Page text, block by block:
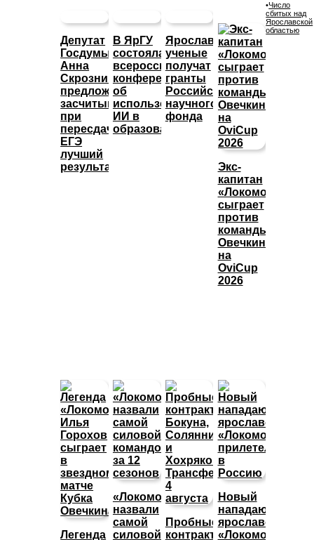
Депутат
Госдумы
Анна
Скрозникова
предложила
засчитывать
при
пересдаче
ЕГЭ
лучший
результат
В ЯрГУ
состоялась
всероссийская
конференция
об
использовании
ИИ в
образовании
Ярославские
ученые
получат
гранты
Российского
научного
фонда
Экс-
капитан
«Локомотива»
сыграет
против
команды
Овечкина
на
OviCup
2026
Легенда
«Локомотив»
назвали
самой
силовой
Пробные
контракты
Новый
нападающий
ярославского
«Локомотива»
•Число
сбитых над
Ярославской
областью